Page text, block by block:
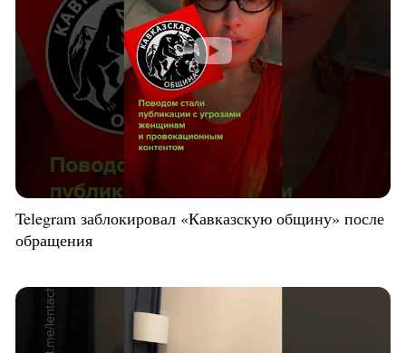
Telegram заблокировал «Кавказскую общину» после
обращения